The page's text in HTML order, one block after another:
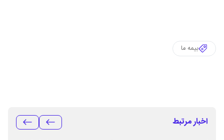
بیمه ما
اخبار مرتبط